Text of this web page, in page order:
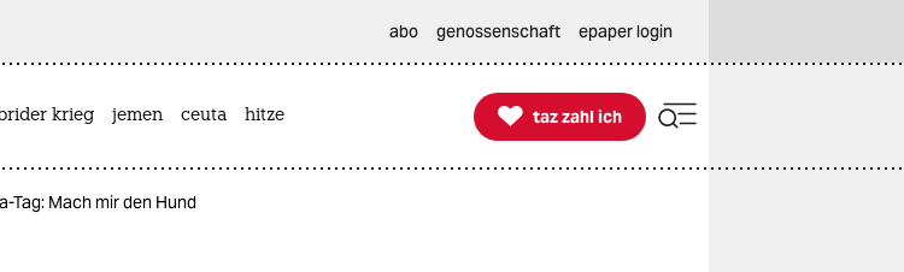
abo genossenschaft epaper login
krieg jemen ceuta hitze 
taz zahl ich
taz zahl ich
Tag: Mach mir den Hund